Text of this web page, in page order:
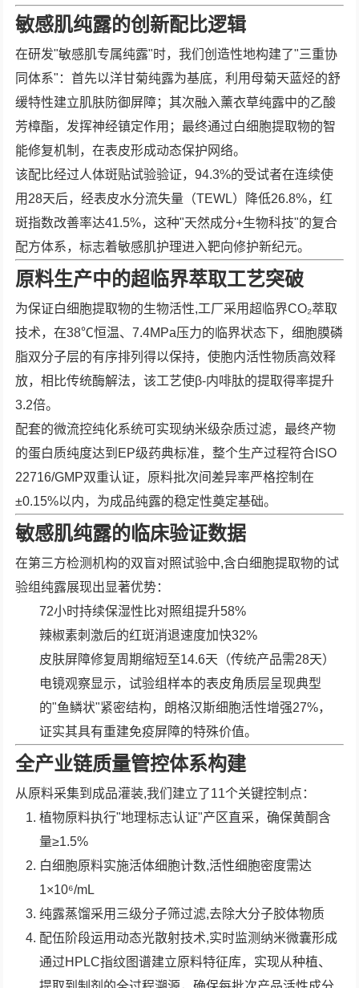
敏感肌纯露的创新配比逻辑
在研发"敏感肌专属纯露"时，我们创造性地构建了"三重协
同体系"：首先以洋甘菊纯露为基底，利用母菊天蓝烃的舒
缓特性建立肌肤防御屏障；其次融入薰衣草纯露中的乙酸
芳樟酯，发挥神经镇定作用；最终通过白细胞提取物的智
能修复机制，在表皮形成动态保护网络。
该配比经过人体斑贴试验验证，94.3%的受试者在连续使
用28天后，经表皮水分流失量（TEWL）降低26.8%，红
斑指数改善率达41.5%，这种"天然成分+生物科技"的复合
配方体系，标志着敏感肌护理进入靶向修护新纪元。
原料生产中的超临界萃取工艺突破
为保证白细胞提取物的生物活性,工厂采用超临界CO₂萃取
技术，在38℃恒温、7.4MPa压力的临界状态下，细胞膜磷
脂双分子层的有序排列得以保持，使胞内活性物质高效释
放，相比传统酶解法，该工艺使β-内啡肽的提取得率提升
3.2倍。
配套的微流控纯化系统可实现纳米级杂质过滤，最终产物
的蛋白质纯度达到EP级药典标准，整个生产过程符合ISO
22716/GMP双重认证，原料批次间差异率严格控制在
±0.15%以内，为成品纯露的稳定性奠定基础。
敏感肌纯露的临床验证数据
在第三方检测机构的双盲对照试验中,含白细胞提取物的试
验组纯露展现出显著优势：
72小时持续保湿性比对照组提升58%
辣椒素刺激后的红斑消退速度加快32%
皮肤屏障修复周期缩短至14.6天（传统产品需28天）
电镜观察显示，试验组样本的表皮角质层呈现典型
的"鱼鳞状"紧密结构，朗格汉斯细胞活性增强27%，
证实其具有重建免疫屏障的特殊价值。
全产业链质量管控体系构建
从原料采集到成品灌装,我们建立了11个关键控制点：
植物原料执行"地理标志认证"产区直采，确保黄酮含
量≥1.5%
白细胞原料实施活体细胞计数,活性细胞密度需达
1×10⁶/mL
纯露蒸馏采用三级分子筛过滤,去除大分子胶体物质
配伍阶段运用动态光散射技术,实时监测纳米微囊形成
通过HPLC指纹图谱建立原料特征库，实现从种植、